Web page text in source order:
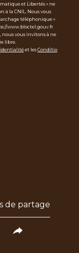
et Libertés » ne
à la CNIL. Nous vous
téléphonique «
www.bloctel.gouv.fr
nous vous invitons à ne
libre.
et lesConditio
de partage